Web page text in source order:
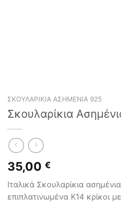
ΣΚΟΥΛΑΡΊΚΙΑ ΑΣΗΜΈΝΙΑ 925
Σκουλαρίκια
35,00 €
Ιταλικά Σκουλαρίκια
επιπλατινωμένα Κ14 κρίκοι